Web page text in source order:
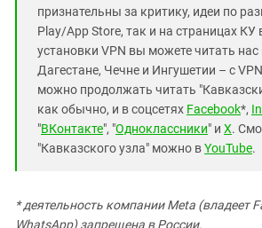
признательны за критику, идеи по
Play/App Store, так и на страницах КУ
установки VPN вы можете читать нас
Дагестане, Чечне и Ингушетии – с
можно продолжать читать
как обычно, и в соцсетях Facebook*,
"ВКонтакте", "Одноклассники" и X.
"Кавказского узла" можно вYouTube.
* деятельность компании Meta (владеет
WhatsApp) запрещена в России.